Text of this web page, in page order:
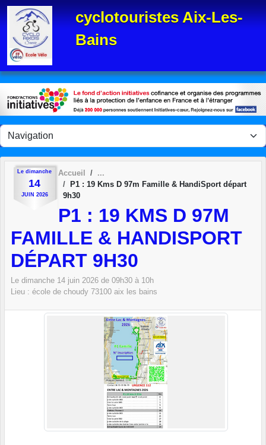
cyclotouristes Aix-Les-
Bains
Le dimanche
14
JUIN 2026
Accueil
P1 : 19 Kms D 97m Famille & HandiSport départ
9h30
P1 : 19 KMS D 97M
FAMILLE & HANDISPORT
DÉPART 9H30
Le dimanche 14 juin 2026 de 09h30 à 10h
Lieu : école de choudy 73100 aix les bains
Panneau de gestion des cookies